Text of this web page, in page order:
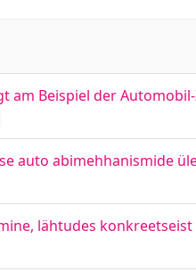
am Beispiel der
auto abimehhanismide
lähtudes